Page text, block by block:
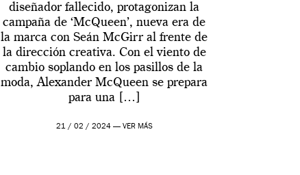
diseñador fallecido, protagonizan la
campaña de ‘McQueen’, nueva era de
la marca con Seán McGirr al frente de
la dirección creativa. Con el viento de
cambio soplando en los pasillos de la
moda, Alexander McQueen se prepara
para una […]
21 / 02 / 2024 — VER MÁS